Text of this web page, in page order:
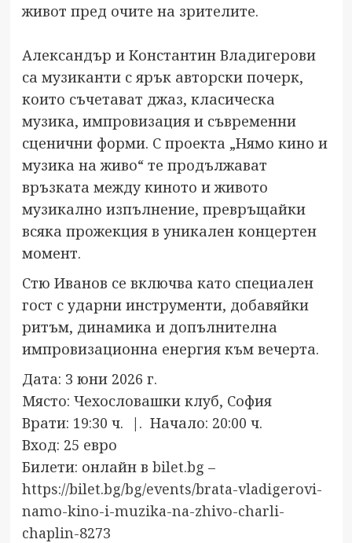
живот пред очите на зрителите.
Александър и Константин Владигерови
са музиканти с ярък авторски почерк,
които съчетават джаз, класическа
музика, импровизация и съвременни
сценични форми. С проекта „Нямо кино и
музика на живо“ те продължават
връзката между киното и живото
музикално изпълнение, превръщайки
всяка прожекция в уникален концертен
момент.
Стю Иванов се включва като специален
гост с ударни инструменти, добавяйки
ритъм, динамика и допълнителна
импровизационна енергия към вечерта.
Дата: 3 юни 2026 г.
Място: Чехословашки клуб, София
Врати: 19:30 ч. |. Начало: 20:00 ч.
Вход: 25 евро
Билети: онлайн в bilet.bg –
https://bilet.bg/bg/events/brata-vladigerovi-
namo-kino-i-muzika-na-zhivo-charli-
chaplin-8273